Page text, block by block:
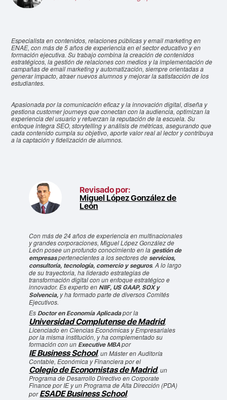
Especialista en contenidos, relaciones públicas y email marketing en
ENAE, con más de 5 años de experiencia en el sector educativo y en
formación ejecutiva. Su trabajo combina la creación de contenidos
estratégicos, la gestión de relaciones con medios y la implementación de
campañas de email marketing y automatización, siempre orientadas a
generar impacto, atraer nuevos alumnos y mejorar la satisfacción de los
estudiantes.
Apasionada por la comunicación eficaz y la innovación digital, diseña y
gestiona customer journeys que conectan con la audiencia, optimizan la
experiencia del usuario y refuerzan la reputación de la escuela. Su
enfoque integra SEO, storytelling y análisis de métricas, asegurando que
cada contenido cumpla su objetivo, aporte valor real al lector y contribuya
a la captación y fidelización de alumnos.
Revisado por:
Miguel López González de
León
Con más de 24 años de experiencia en multinacionales
y grandes corporaciones, Miguel López González de
León posee un profundo conocimiento en la gestión de
empresaspertenecientes a los sectores de servicios,
consultoría, tecnología, comercio y seguros. A lo largo
de su trayectoria, ha liderado estrategias de
transformación digital con un enfoque estratégico e
innovador. Es experto en NIIF, US GAAP, SOX y
Solvencia, y ha formado parte de diversos Comités
Ejecutivos.
Es Doctor en Economía Aplicadapor la
Universidad Complutense de Madrid,
Licenciado en Ciencias Económicas y Empresariales
por la misma institución, y ha complementado su
formación con un Executive MBA por
IE Business School, un Máster en Auditoría
Contable, Económica y Financiera por el
Colegio de Economistas de Madrid, un
Programa de Desarrollo Directivo en Corporate
Finance por IE y un Programa de Alta Dirección (PDA)
porESADE Business School.